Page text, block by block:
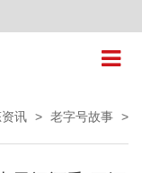
讯 > 老字号故事 >